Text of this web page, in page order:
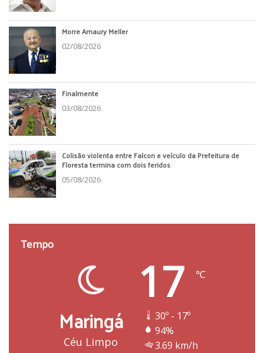
Morre Amaury Meller
02/08/2026
Finalmente
03/08/2026
Colisão violenta entre Falcon e veículo da Prefeitura de
Floresta termina com dois feridos
05/08/2026
Tempo
Maringá
Céu Limpo
17 ℃
30º - 17º
94%
3.69 km/h